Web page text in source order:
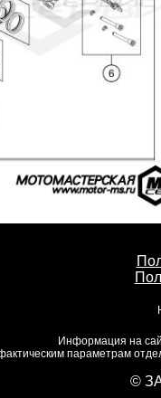
Информация на
параметрам
©